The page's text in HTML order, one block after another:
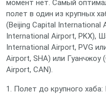
момент нет. Самый
полет в один из крупных
(Beijing Capital International
International Airport, PKX),
International Airport, PVG
Airport, SHA) или Гуанчжоу
Airport, CAN).
1. Полет до крупного